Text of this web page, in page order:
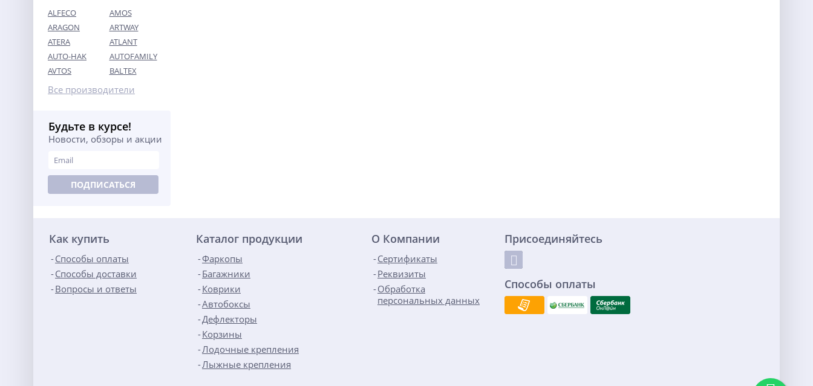
ALFECO
AMOS
ARAGON
ARTWAY
ATERA
ATLANT
AUTO-HAK
AUTOFAMILY
AVTOS
BALTEX
Все производители
Будьте в курсе!
Новости, обзоры и акции
ПОДПИСАТЬСЯ
Как купить
Способы оплаты
Способы доставки
Вопросы и ответы
Каталог продукции
Фаркопы
Багажники
Коврики
Автобоксы
Дефлекторы
Корзины
Лодочные крепления
Лыжные крепления
О Компании
Сертификаты
Реквизиты
Обработка
персональных данных
Присоединяйтесь
Способы оплаты